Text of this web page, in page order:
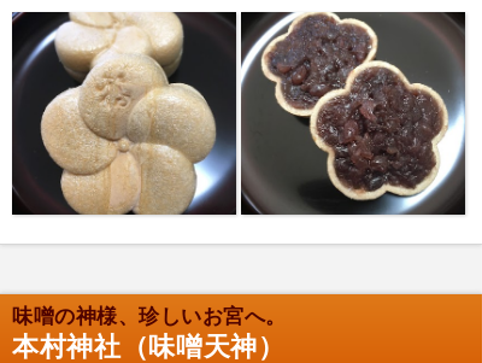
味噌の神様、珍しいお宮へ。
本村神社（味噌天神）